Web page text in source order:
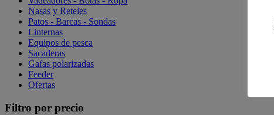
Nasas y Reteles
Patos - Barcas - Sondas
Linternas
Equipos de pesca
Sacaderas
Gafas polarizadas
Feeder
Ofertas
Filtro por precio